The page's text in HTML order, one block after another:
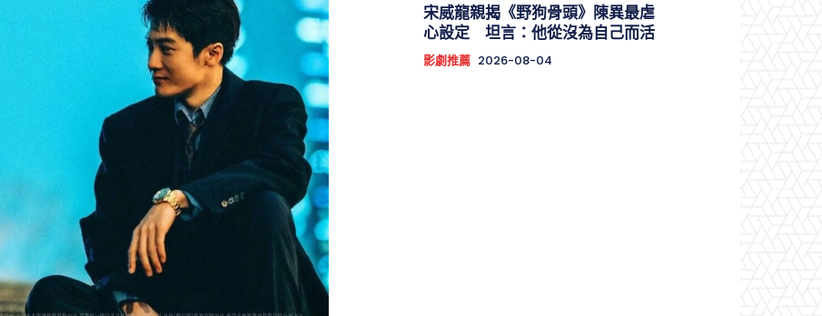
宋威龍親揭《野狗骨頭》陳異最虐
心設定 坦言：他從沒為自己而活
影劇推薦 2026-08-04